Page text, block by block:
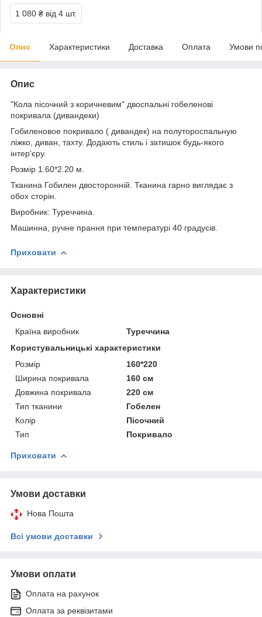
1 080 ₴ від 4 шт.
Опис Характеристики Доставка Оплата Умови
Опис
"Кола пісочний з коричневим" двоспальні гобеленові
покривала (дивандеки)
Гобиленовое покривало ( дивандек) на полутороспальную
ліжко, диван, тахту. Додають стиль і затишок будь-якого
інтер'єру.
Розмір 1.60*2.20 м.
Тканина Гобилен двосторонній. Тканина гарно виглядає з
обох сторін.
Виробник: Туреччина.
Машинна, ручне прання при температурі 40 градусів.
Приховати
Характеристики
Основні
Країна виробник
Туреччина
Користувальницькі характеристики
Розмір
160*220
Ширина покривала
160 см
Довжина покривала
220 см
Тип тканини
Гобелен
Колір
Пісочний
Тип
Покривало
Приховати
Умови доставки
Нова Пошта
Всі умови доставки
Умови оплати
Оплата на рахунок
Оплата за реквізитами